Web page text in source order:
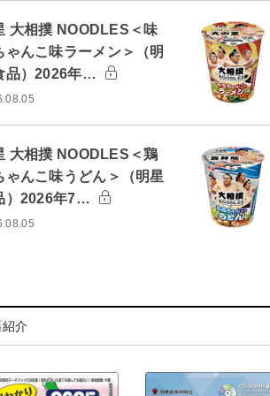
大相撲 NOODLES＜味
ゃんこ味ラーメン＞（明
品）2026年…
大相撲 NOODLES＜鶏
ゃんこ味うどん＞（明星
）2026年7…
介